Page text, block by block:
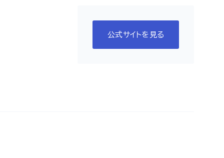
公式サイトを見る